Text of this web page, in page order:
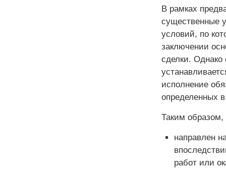
В рамках
существенные
условий, по
заключении
сделки. Однако
исполнение
определенных
Таким образом,
направлен
работ или